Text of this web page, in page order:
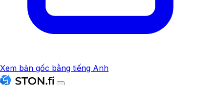
Xem bản gốc bằng tiếng Anh